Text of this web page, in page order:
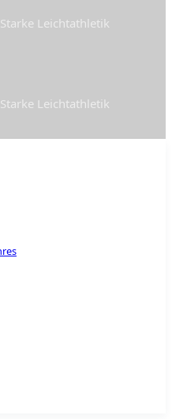
Leichtathletik
Leichtathletik